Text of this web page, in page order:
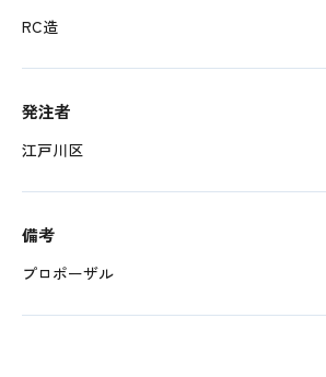
RC造
発注者
江戸川区
備考
プロポーザル